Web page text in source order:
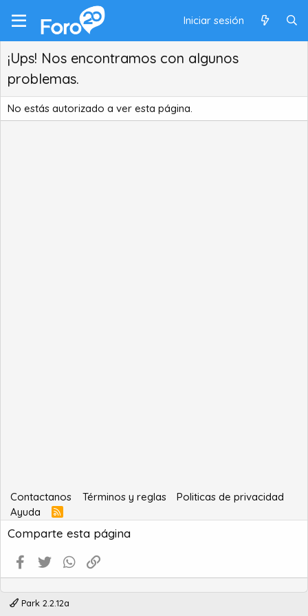
Iniciar sesión
¡Ups! Nos encontramos con algunos
problemas.
No estás autorizado a ver esta página.
Contactanos Términos y reglas
Politicas de privacidad
Ayuda
R
S
S
Comparte esta página
Facebook
Twitter WhatsApp
Park 2.2.12a